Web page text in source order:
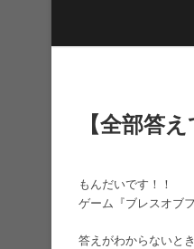
【全部答
もんだいです！！
ゲーム『ブレスオブ
答えがわからないと